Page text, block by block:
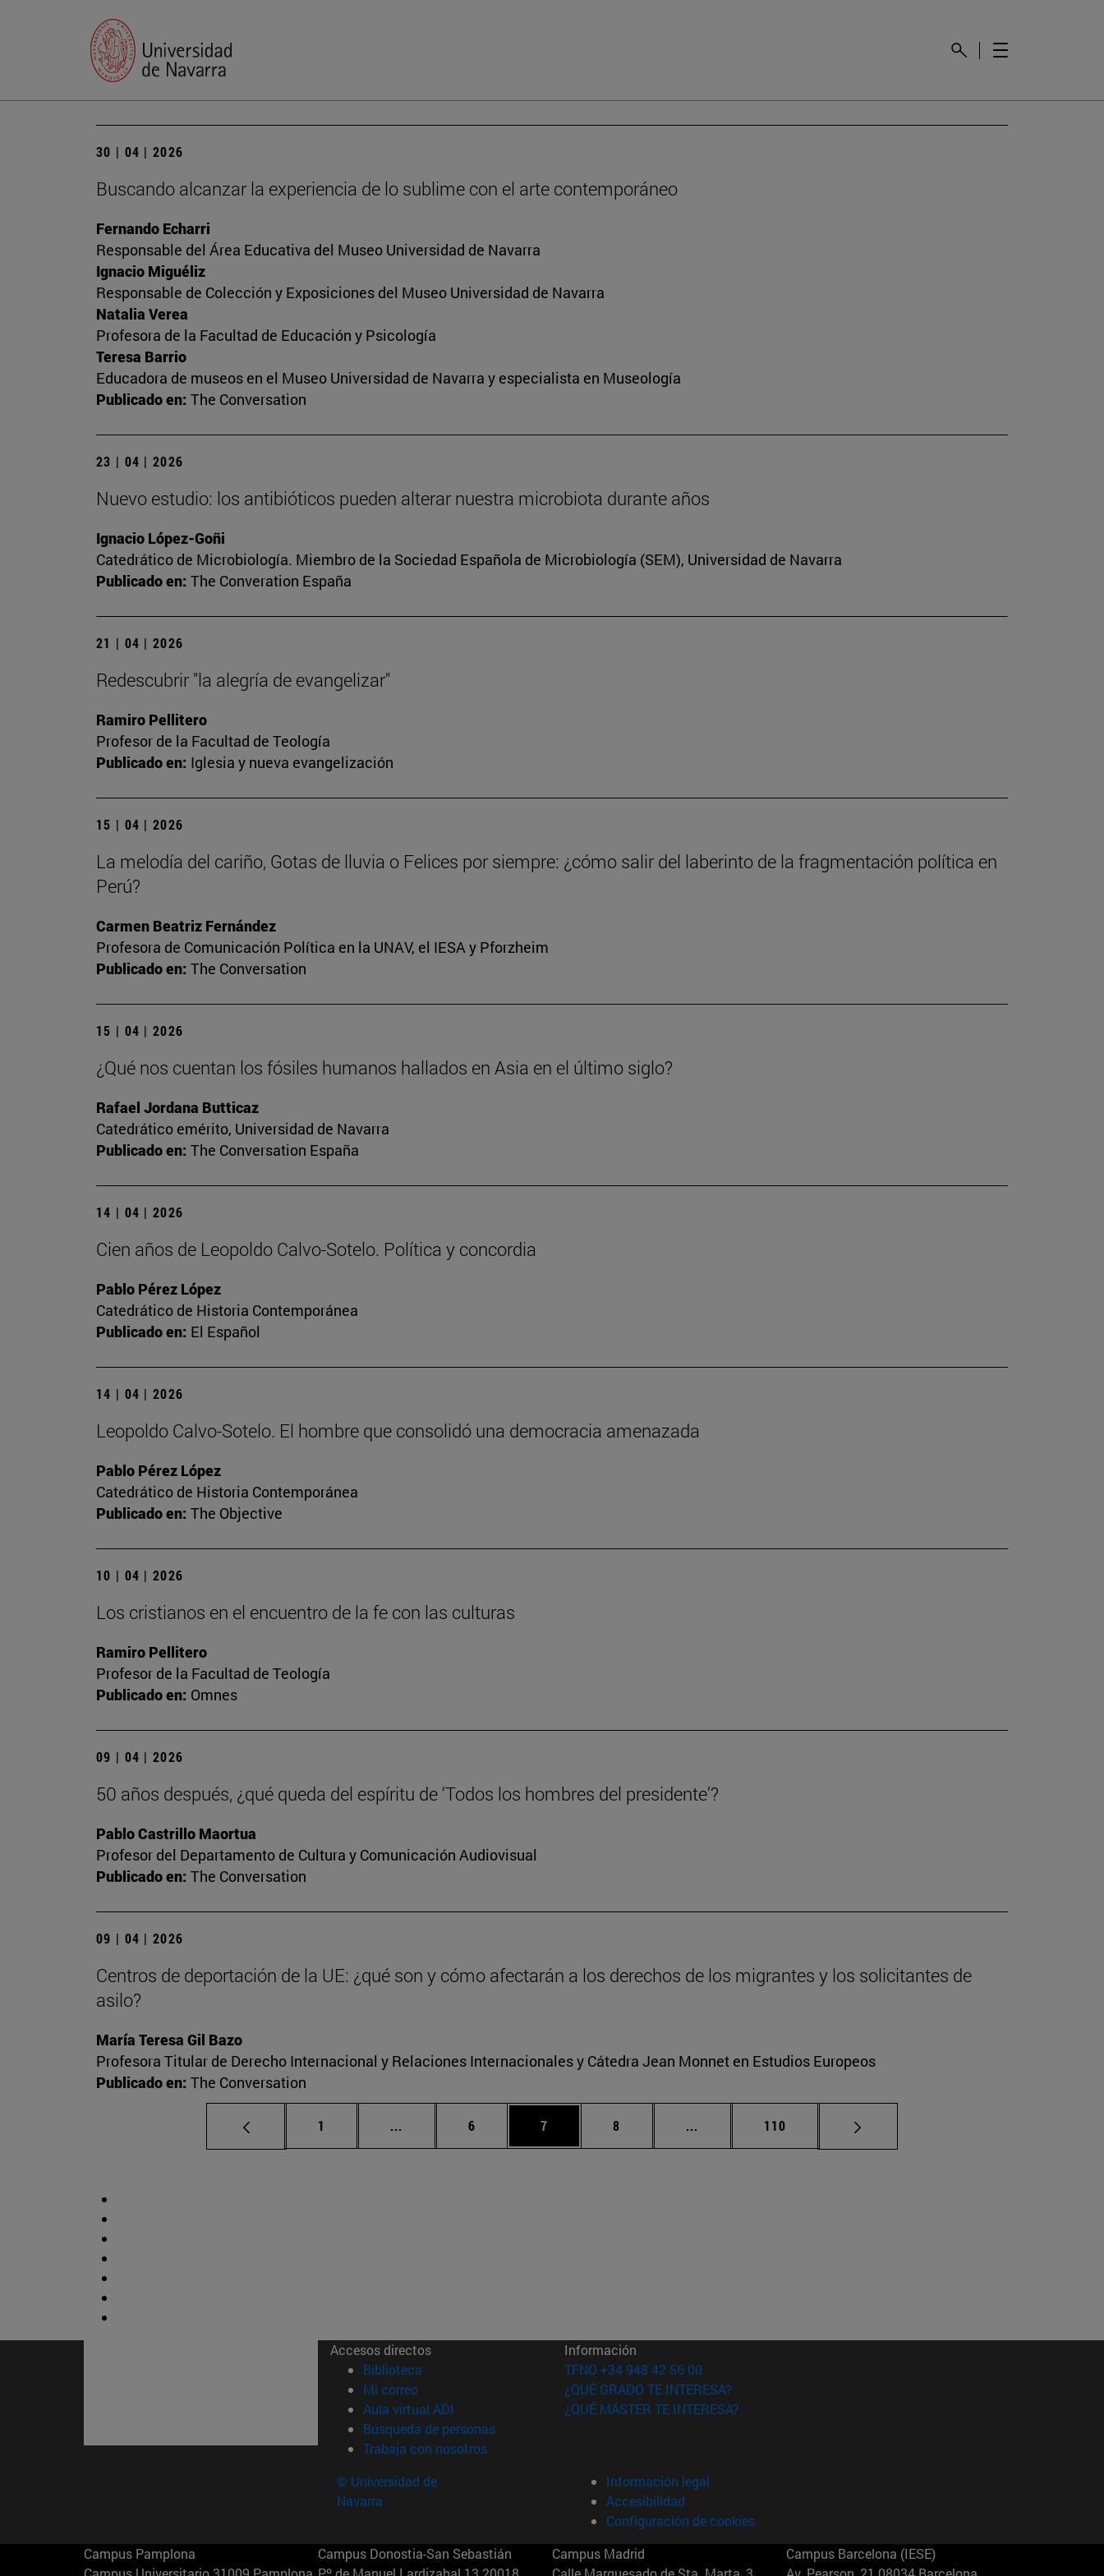
30 | 04 | 2026
Buscando alcanzar la experiencia de lo sublime con el arte contemporáneo
Fernando Echarri
Responsable del Área Educativa del Museo Universidad de Navarra
Ignacio Miguéliz
Responsable de Colección y Exposiciones del Museo Universidad de Navarra
Natalia Verea
Profesora de la Facultad de Educación y Psicología
Teresa Barrio
Educadora de museos en el Museo Universidad de Navarra y especialista en Museología
Publicado en: The Conversation
23 | 04 | 2026
Nuevo estudio: los antibióticos pueden alterar nuestra microbiota durante años
Ignacio López-Goñi
Catedrático de Microbiología. Miembro de la Sociedad Española de Microbiología (SEM), Universidad de Navarra
Publicado en: The Converation España
21 | 04 | 2026
Redescubrir "la alegría de evangelizar"
Ramiro Pellitero
Profesor de la Facultad de Teología
Publicado en: Iglesia y nueva evangelización
15 | 04 | 2026
La melodía del cariño, Gotas de lluvia o Felices por siempre: ¿cómo salir del laberinto de la fragmentación política en
Perú?
Carmen Beatriz Fernández
Profesora de Comunicación Política en la UNAV, el IESA y Pforzheim
Publicado en: The Conversation
15 | 04 | 2026
¿Qué nos cuentan los fósiles humanos hallados en Asia en el último siglo?
Rafael Jordana Butticaz
Catedrático emérito, Universidad de Navarra
Publicado en: The Conversation España
14 | 04 | 2026
Cien años de Leopoldo Calvo-Sotelo. Política y concordia
Pablo Pérez López
Catedrático de Historia Contemporánea
Publicado en: El Español
14 | 04 | 2026
Leopoldo Calvo-Sotelo. El hombre que consolidó una democracia amenazada
Pablo Pérez López
Catedrático de Historia Contemporánea
Publicado en: The Objective
10 | 04 | 2026
Los cristianos en el encuentro de la fe con las culturas
Ramiro Pellitero
Profesor de la Facultad de Teología
Publicado en: Omnes
09 | 04 | 2026
50 años después, ¿qué queda del espíritu de ‘Todos los hombres del presidente’?
Pablo Castrillo Maortua
Profesor del Departamento de Cultura y Comunicación Audiovisual
Publicado en: The Conversation
09 | 04 | 2026
Centros de deportación de la UE: ¿qué son y cómo afectarán a los derechos de los migrantes y los solicitantes de
asilo?
María Teresa Gil Bazo
Profesora Titular de Derecho Internacional y Relaciones Internacionales y Cátedra Jean Monnet en Estudios Europeos
Publicado en: The Conversation
Página
1 ... Páginas intermedias Use TAB para desplazarse.
Página
6 Página
7 Página
8 ... Páginas intermedias Use TAB para desplazarse.
Página
110
Accesos directos
Biblioteca (abre en nueva ventana)
Mi correo(abre en nueva ventana)
Aula virtual ADI (abre en nueva ventana)
Búsqueda de personas(abre en nueva ventana)
Trabaja con nosotros(abre en nueva ventana)
Información
TFNO +34 948 42 56 00
¿QUÉ GRADO TE INTERESA?
¿QUÉ MÁSTER TE INTERESA?
© Universidad de
Navarra
Información legal
Accesibilidad
Configuración de cookies
Campus Pamplona
Campus Donostia-San Sebastián
Campus Madrid
Campus Barcelona (IESE)